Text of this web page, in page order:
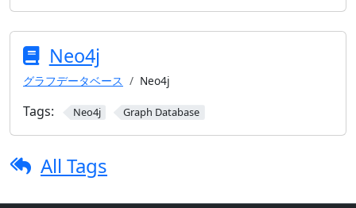
Neo4j
グラフデータベース Neo4j
Tags: Neo4j Graph Database
All Tags